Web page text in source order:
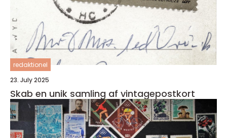
redaktionel
23. July 2025
Skab en unik samling af vintagepostkort